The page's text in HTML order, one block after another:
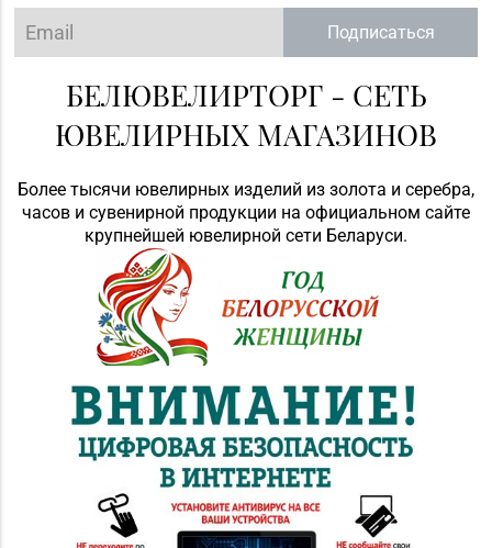
Подписаться
БЕЛЮВЕЛИРТОРГ - СЕТЬ
ЮВЕЛИРНЫХ МАГАЗИНОВ
Более тысячи ювелирных изделий из золота и серебра,
часов и сувенирной продукции на официальном сайте
крупнейшей ювелирной сети Беларуси.